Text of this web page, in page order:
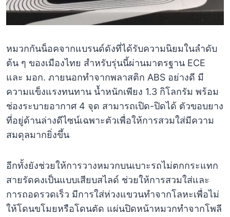
หมวกกันน็อคจากแบรนด์ดังที่ได้รับความนิยมในลำดับ
ต้น ๆ ของเมืองไทย สำหรับรุ่นนี้ผ่านมาตรฐาน ECE
และ มอก. ภายนอกทำจากพลาสติก ABS อย่างดี มี
ความแข็งแรงทนทาน น้ำหนักเพียง 1.3 กิโลกรัม พร้อม
ช่องระบายอากาศ 4 จุด สามารถเปิด-ปิดได้ ตัวขอบยาง
ที่อยู่ด้านล่างดีไซน์เฉพาะตัวเพื่อให้การสวมใส่มีความ
สมดุลมากยิ่งขึ้น
อีกทั้งยังช่วยให้การวางหมวกบนเบาะรถไม่ตกกระแทก
สายรัดคงเป็นแบบเสียบสไลด์ ช่วยให้การสวมใส่และ
การถอดรวดเร็ว มีการใส่ห่วงแขวนทำจากโลหะเพื่อไม่
ให้โดนขโมยหรือโดนตัด แผ่นปิดหน้าหมวกทำจากโพลี